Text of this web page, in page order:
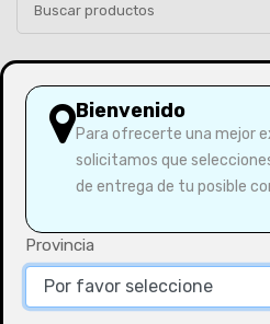
Por favor seleccione
Tmp Cubashop
Bienvenido
Para ofrecerte una mejor
solicitamos que
de entrega de tu posible
Provincia